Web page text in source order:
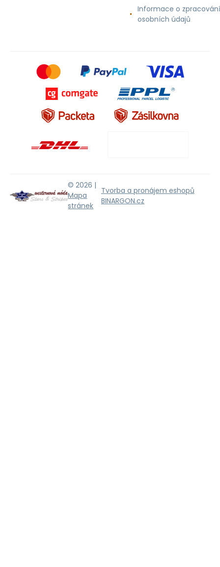
Informace o zpracování
osobních údajů
© 2026 |
Mapa
stránek
Tvorba a pronájem eshopů
BINARGON.cz